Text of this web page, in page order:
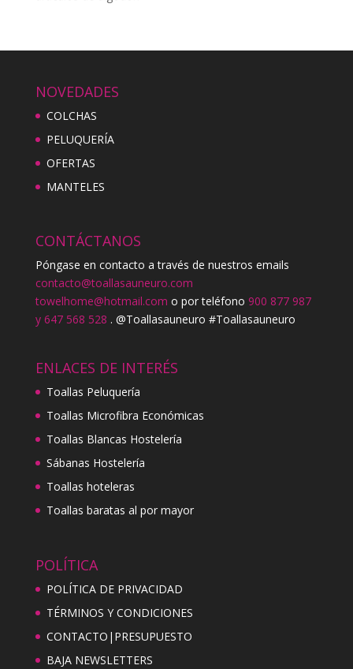
NOVEDADES
COLCHAS
PELUQUERÍA
OFERTAS
MANTELES
CONTÁCTANOS
Póngase en contacto a través de nuestros emails
contacto@toallasauneuro.com
towelhome@hotmail.com o por teléfono 900 877 987
y 647 568 528 . @Toallasauneuro #Toallasauneuro
ENLACES DE INTERÉS
Toallas Peluquería
Toallas Microfibra Económicas
Toallas Blancas Hostelería
Sábanas Hostelería
Toallas hoteleras
Toallas baratas al por mayor
POLÍTICA
POLÍTICA DE PRIVACIDAD
TÉRMINOS Y CONDICIONES
CONTACTO|PRESUPUESTO
BAJA NEWSLETTERS